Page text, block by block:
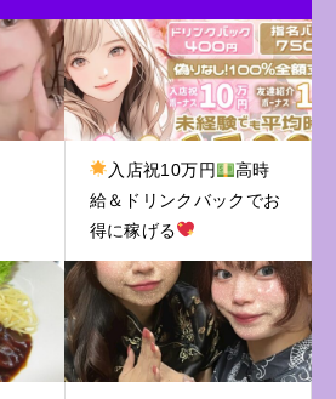
入店祝10万円
高時
給＆ドリンクバックでお
得に稼げる